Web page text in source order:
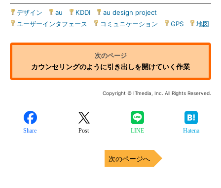
デザイン au KDDI au design project
ユーザーインタフェース
コミュニケーション GPS 地図
カウンセリングのように引き出しを開けていく作業
Copyright © ITmedia, Inc. All Rights Reserved.
Share Post LINE Hatena
次のページへ